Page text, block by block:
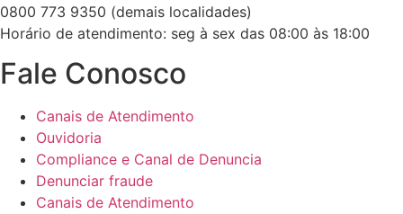
0800 773 9350 (demais localidades)
Horário de atendimento: seg à sex das 08:00 às 18:00
Fale Conosco
Canais de Atendimento
Ouvidoria
Compliance e Canal de Denuncia
Denunciar fraude
Canais de Atendimento